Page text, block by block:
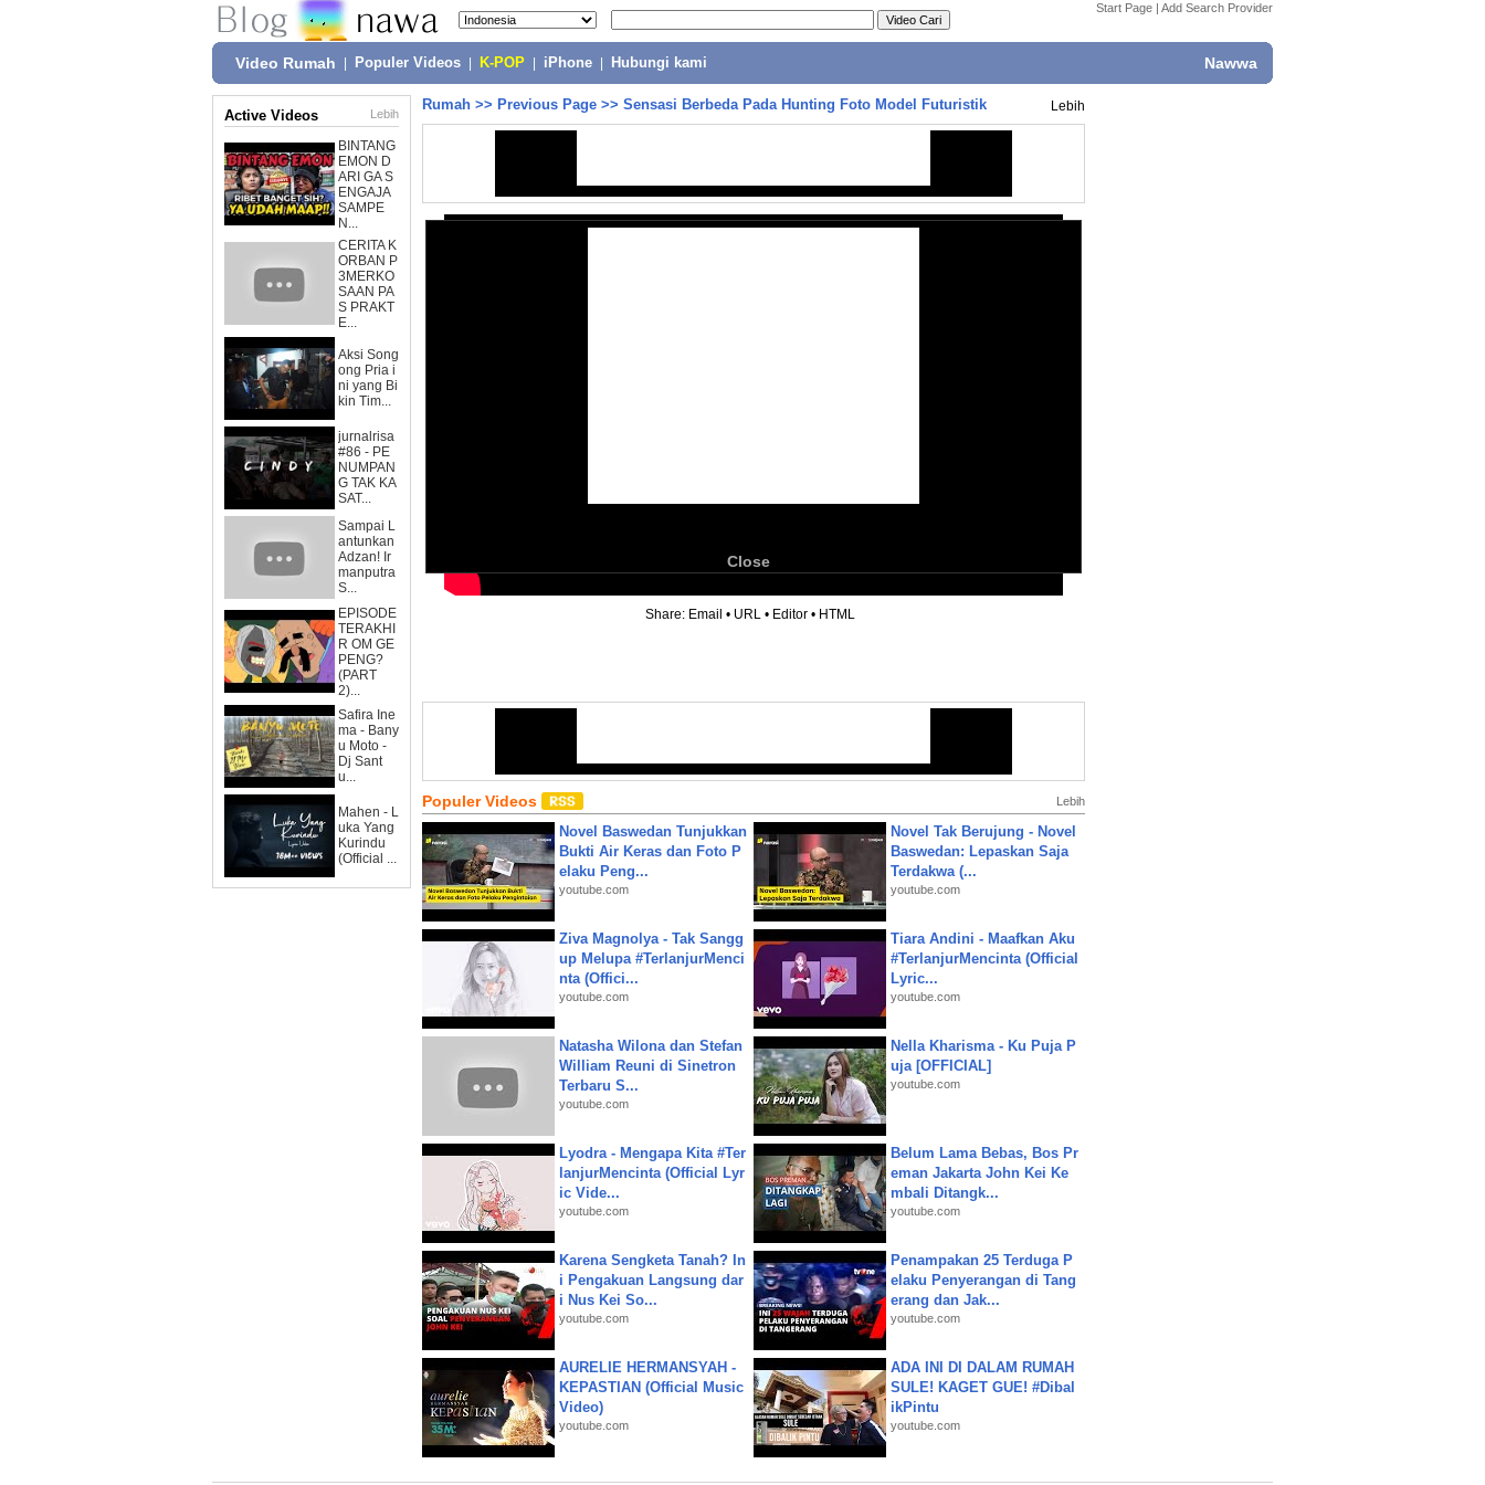
Start Page | Add Search Provider
Video Rumah Populer Videos K-POP iPhone Hubungi kami Nawwa
Active Videos Lebih
BINTANG
EMON D
ARI GA S
ENGAJA
SAMPE
N...
CERITA K
ORBAN P
3MERKO
SAAN PA
S PRAKT
E...
Aksi Song
ong Pria i
ni yang Bi
kin Tim...
jurnalrisa
#86 - PE
NUMPAN
G TAK KA
SAT...
Sampai L
antunkan
Adzan! Ir
manputra
S...
EPISODE
TERAKHI
R OM GE
PENG?
(PART
2)...
Safira Ine
ma - Bany
u Moto -
Dj Sant
u...
Mahen - L
uka Yang
Kurindu
(Official ...
Rumah >> Previous Page >> Sensasi Berbeda Pada Hunting Foto Model Futuristik Lebih
Close
Share: Email • URL • Editor • HTML
Populer Videos Lebih
Novel Baswedan Tunjukkan
Bukti Air Keras dan Foto P
elaku Peng...
youtube.com
Novel Tak Berujung - Novel
Baswedan: Lepaskan Saja
Terdakwa (...
youtube.com
Ziva Magnolya - Tak Sangg
up Melupa #TerlanjurMenci
nta (Offici...
youtube.com
Tiara Andini - Maafkan Aku
#TerlanjurMencinta (Official
Lyric...
youtube.com
Natasha Wilona dan Stefan
William Reuni di Sinetron
Terbaru S...
youtube.com
Nella Kharisma - Ku Puja P
uja [OFFICIAL]
youtube.com
Lyodra - Mengapa Kita #Ter
lanjurMencinta (Official Lyr
ic Vide...
youtube.com
Belum Lama Bebas, Bos Pr
eman Jakarta John Kei Ke
mbali Ditangk...
youtube.com
Karena Sengketa Tanah? In
i Pengakuan Langsung dar
i Nus Kei So...
youtube.com
Penampakan 25 Terduga P
elaku Penyerangan di Tang
erang dan Jak...
youtube.com
AURELIE HERMANSYAH -
KEPASTIAN (Official Music
Video)
youtube.com
ADA INI DI DALAM RUMAH
SULE! KAGET GUE! #Dibal
ikPintu
youtube.com